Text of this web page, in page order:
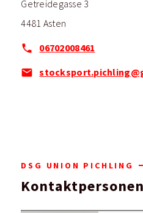
Getreidegasse 3
4481 Asten
06702008461
DSG UNION PICHLING
Kontaktpersonen